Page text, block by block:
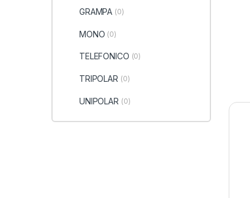
GRAMPA (0)
MONO (0)
TELEFONICO (0)
TRIPOLAR (0)
UNIPOLAR (0)